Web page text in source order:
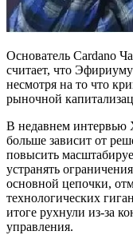
Основатель Cardano
считает, что
несмотря на то что
рыночной
В недавнем интервью
больше зависит от
повысить
устранять
основной цепочки,
технологических
итоге рухнули из-за
управления.